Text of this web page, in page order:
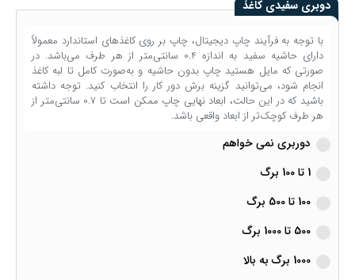
دوبری سفیدی کاغذ
با توجه به فرآیند چاپ دیجیتال، چاپ بر روی کاغذهای استاندارد معمولاً
دارای حاشیه سفید به اندازه 0.4 سانتی‌متر از هر طرف می‌باشد. در
صورتی که مایل هستید چاپ بدون حاشیه و به‌صورت کامل تا لبه کاغذ
انجام شود، می‌توانید گزینه برش دور کار را انتخاب کنید. توجه داشته
باشید که در این حالت، ابعاد نهایی چاپ ممکن است تا 0.7 سانتی‌متر از
هر طرف کوچک‌تر از ابعاد واقعی باشد.
دوربری نمی خواهم
1 تا 100 برگ
100 تا 500 برگ
500 تا 1000 برگ
1000 برگ به بالا